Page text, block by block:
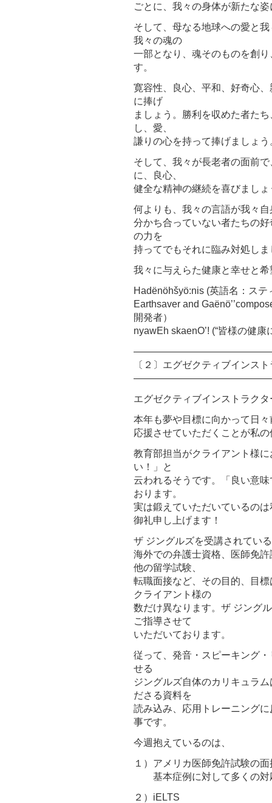
ごとに、我々の身体が新たな
そして、母なる地球への愛と
我々の魂の
一部となり、魂そのものを創
す。
寛容性、良心、平和、好奇心
に捧げ
ましょう。勝利を収めた者た
し、愛、
謙りの心を持って捧げましょう
そして、我々が長老者の面前
に、良心、
健全な精神の継続を喜びましょ
何よりも、我々の言語が我々
分かち合っていない者たちの
の力を
持ってでもそれに臨み対処し
我々に与えらた健康と幸せと
Hadënöhšyö:nis (英語名：ス
Earthsaver and
開発者）
nyawEh skaenO’! (“皆様の健康
〔２〕エグゼクティブインス
エグゼクティブインストラク
本年も夢や目標に向かって日
応援させていただくことが私
教育部担当がクライアント様
い！」と
云われるそうです。「良い意
おります。
実は鍛えていただいているの
御礼申し上げます！
ザ ジングルズを受講されてい
海外での弁護士資格、医師免
他の留学試験、
転職面接など、その目的、目
クライアント様の
数だけ異なります。ザ ジング
ご指導させて
いただいております。
従って、発音・スピーキング
せる
ジングルズ自体のカリキュラ
ださる資料を
読み込み、応用トレーニング
事です。
今週抱えているのは、
１）アメリカ医師免許試験の面
基本症例に対して多くの
２）iELTS